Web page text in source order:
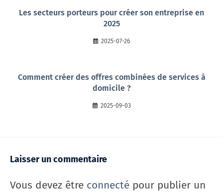
Les secteurs porteurs pour créer son entreprise en
2025
2025-07-26
Comment créer des offres combinées de services à
domicile ?
2025-09-03
Laisser un commentaire
Vous devez être connecté pour publier un